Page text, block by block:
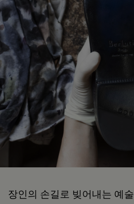
장인의 손길로 빚어내는 예술